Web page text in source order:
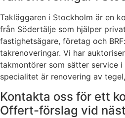
Takläggaren i Stockholm är en
från Södertälje som hjälper
fastighetsägare, företag och
takrenoveringar. Vi har
takmontörer som sätter service
specialitet är renovering av
Kontakta oss för ett
Offert-förslag vid